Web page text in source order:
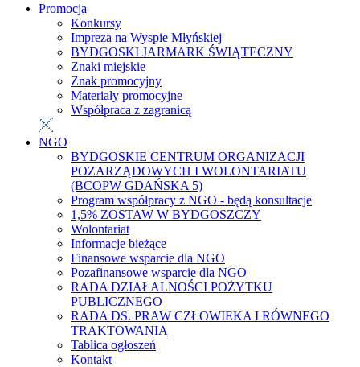
Promocja
Konkursy
Impreza na Wyspie Młyńskiej
BYDGOSKI JARMARK ŚWIĄTECZNY
Znaki miejskie
Znak promocyjny
Materiały promocyjne
Współpraca z zagranicą
NGO
BYDGOSKIE CENTRUM ORGANIZACJI
POZARZĄDOWYCH I WOLONTARIATU
(BCOPW GDAŃSKA 5)
Program współpracy z NGO - będą konsultacje
1,5% ZOSTAW W BYDGOSZCZY
Wolontariat
Informacje bieżące
Finansowe wsparcie dla NGO
Pozafinansowe wsparcie dla NGO
RADA DZIAŁALNOŚCI POŻYTKU
PUBLICZNEGO
RADA DS. PRAW CZŁOWIEKA I RÓWNEGO
TRAKTOWANIA
Tablica ogłoszeń
Kontakt